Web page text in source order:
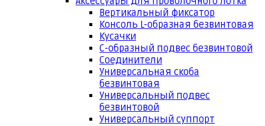
Вертикальный фиксатор
Консоль L-образная безвинтовая
Кусачки
С-образный подвес безвинтовой
Соединители
Универсальная скоба
безвинтовая
Универсальный подвес
безвинтовой
Универсальный суппорт